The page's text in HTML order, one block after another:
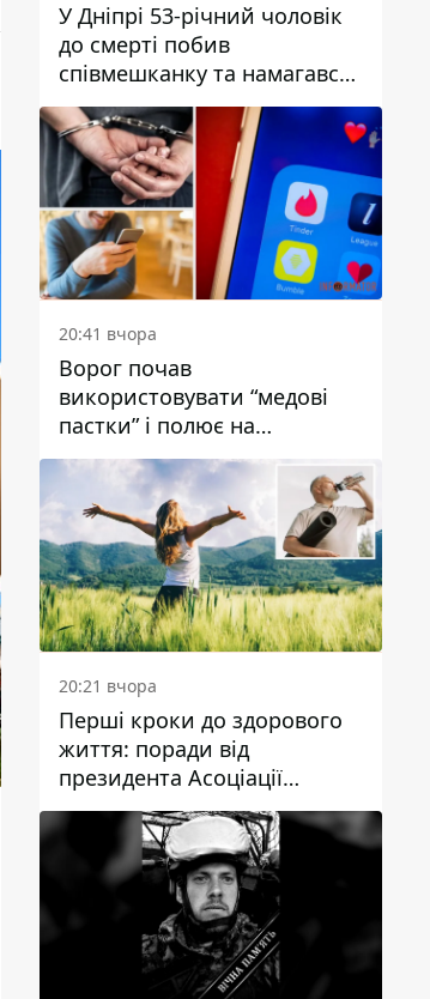
У Дніпрі 53-річний чоловік
до смерті побив
співмешканку та намагався
приховати злочин: деталі
20:41 вчора
Ворог почав
використовувати “медові
пастки” і полює на
українських військових
20:21 вчора
Перші кроки до здорового
життя: поради від
президента Асоціації
дієтологів України